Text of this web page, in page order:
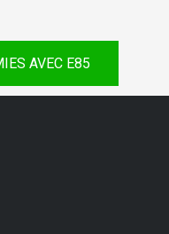
AVEC E85